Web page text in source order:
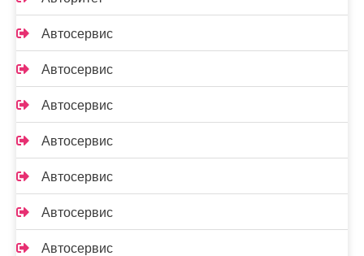
Автосервис
Автосервис
Автосервис
Автосервис
Автосервис
Автосервис
Автосервис